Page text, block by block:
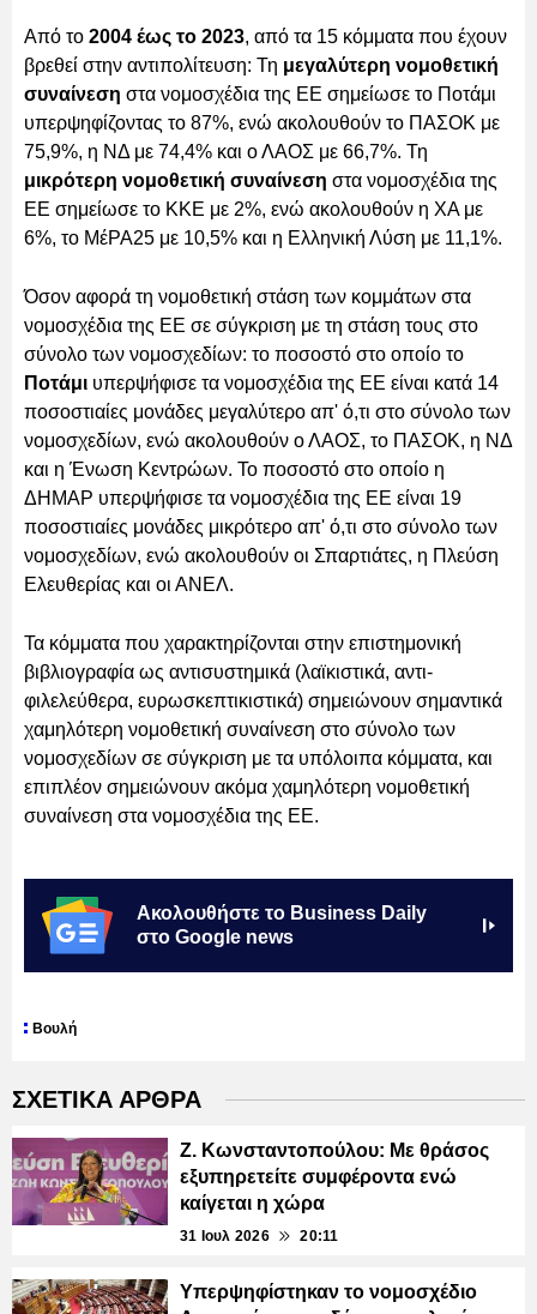
Από το 2004 έως το 2023, από τα 15 κόμματα που έχουν
βρεθεί στην αντιπολίτευση: Τη μεγαλύτερη νομοθετική
συναίνεση στα νομοσχέδια της ΕΕ σημείωσε το Ποτάμι
υπερψηφίζοντας το 87%, ενώ ακολουθούν το ΠΑΣΟΚ με
75,9%, η ΝΔ με 74,4% και ο ΛΑΟΣ με 66,7%. Τη
μικρότερη νομοθετική συναίνεση στα νομοσχέδια της
ΕΕ σημείωσε το ΚΚΕ με 2%, ενώ ακολουθούν η ΧΑ με
6%, το ΜέΡΑ25 με 10,5% και η Ελληνική Λύση με 11,1%.
Όσον αφορά τη νομοθετική στάση των κομμάτων στα
νομοσχέδια της ΕΕ σε σύγκριση με τη στάση τους στο
σύνολο των νομοσχεδίων: το ποσοστό στο οποίο το
Ποτάμι υπερψήφισε τα νομοσχέδια της ΕΕ είναι κατά 14
ποσοστιαίες μονάδες μεγαλύτερο απ' ό,τι στο σύνολο των
νομοσχεδίων, ενώ ακολουθούν ο ΛΑΟΣ, το ΠΑΣΟΚ, η ΝΔ
και η Ένωση Κεντρώων. Το ποσοστό στο οποίο η
ΔΗΜΑΡ υπερψήφισε τα νομοσχέδια της ΕΕ είναι 19
ποσοστιαίες μονάδες μικρότερο απ' ό,τι στο σύνολο των
νομοσχεδίων, ενώ ακολουθούν οι Σπαρτιάτες, η Πλεύση
Ελευθερίας και οι ΑΝΕΛ.
Τα κόμματα που χαρακτηρίζονται στην επιστημονική
βιβλιογραφία ως αντισυστημικά (λαϊκιστικά, αντι-
φιλελεύθερα, ευρωσκεπτικιστικά) σημειώνουν σημαντικά
χαμηλότερη νομοθετική συναίνεση στο σύνολο των
νομοσχεδίων σε σύγκριση με τα υπόλοιπα κόμματα, και
επιπλέον σημειώνουν ακόμα χαμηλότερη νομοθετική
συναίνεση στα νομοσχέδια της ΕΕ.
Ακολουθήστε το Business Daily
στο Google news
Βουλή
ΣΧΕΤΙΚΑ ΑΡΘΡΑ
Ζ. Κωνσταντοπούλου: Με θράσος
εξυπηρετείτε συμφέροντα ενώ
καίγεται η χώρα
31 Ιουλ 2026 20:11
Υπερψηφίστηκαν το νομοσχέδιο